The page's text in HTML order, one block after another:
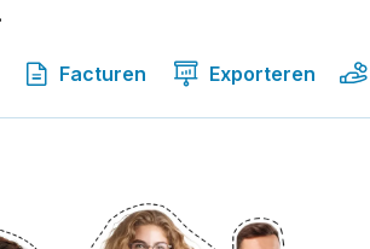
Facturen Exporteren